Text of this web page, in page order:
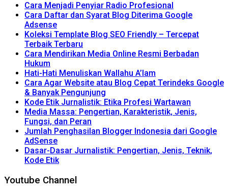
Cara Menjadi Penyiar Radio Profesional
Cara Daftar dan Syarat Blog Diterima Google
Adsense
Koleksi Template Blog SEO Friendly – Tercepat
Terbaik Terbaru
Cara Mendirikan Media Online Resmi Berbadan
Hukum
Hati-Hati Menuliskan Wallahu A’lam
Cara Agar Website atau Blog Cepat Terindeks Google
& Banyak Pengunjung
Kode Etik Jurnalistik: Etika Profesi Wartawan
Media Massa: Pengertian, Karakteristik, Jenis,
Fungsi, dan Peran
Jumlah Penghasilan Blogger Indonesia dari Google
AdSense
Dasar-Dasar Jurnalistik: Pengertian, Jenis, Teknik,
Kode Etik
Youtube Channel